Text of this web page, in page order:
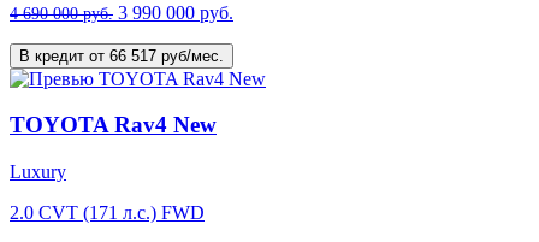
4 690 000 руб. 3 990 000 руб.
В кредит от 66 517 руб/мес.
TOYOTA Rav4 New
Luxury
2.0 CVT (171 л.с.) FWD